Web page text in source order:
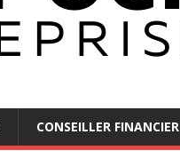
CONSEILLER FINANCIER